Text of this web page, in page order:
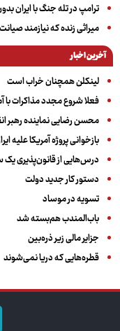
ترامپ در تله جنگ با ایران
میراثی زنده که نیازمند
آخرین اخبار
لینکلن همچنان خراب است
فعلا شروع مجدد مذاکرات
محسن رضایی نماینده رهبر
بازخوانی پروژه آمریکا علیه
درس‌هایی از قانون‌پذیری یک
دستور کار جدید دولت
تسویه در موساد
باب‌المندب هم‌بسته شد
جزایر مالی زیر ذره‌بین
قطره‌هایی که دریا نمی‌شوند